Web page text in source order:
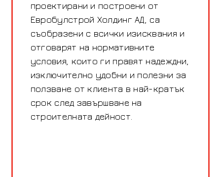
проектирани и построени от
Евробулстрой Холдинг АД, са
съобразени с всички изисквания и
отговарят на нормативните
условия, които ги правят надеждни,
изключително удобни и полезни за
ползване от клиента в най-кратък
срок след завършване на
строителната дейност.